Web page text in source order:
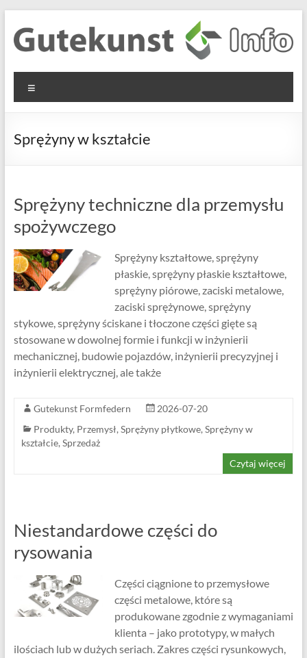
content
Gutekunst
Formfedern
GmbH
Informationen
Flachmaterial
Sprężyny w kształcie
Sprężyny techniczne dla przemysłu
spożywczego
Sprężyny kształtowe, sprężyny
płaskie, sprężyny płaskie kształtowe,
sprężyny piórowe, zaciski metalowe,
zaciski sprężynowe, sprężyny
stykowe, sprężyny ściskane i tłoczone części gięte są
stosowane w dowolnej formie i funkcji w inżynierii
mechanicznej, budowie pojazdów, inżynierii precyzyjnej i
inżynierii elektrycznej, ale także
Gutekunst Formfedern
2026-07-20
Produkty, Przemysł, Sprężyny płytkowe, Sprężyny w
kształcie, Sprzedaż
Czytaj więcej
Niestandardowe części do
rysowania
Części ciągnione to przemysłowe
części metalowe, które są
produkowane zgodnie z wymaganiami
klienta – jako prototypy, w małych
ilościach lub w dużych seriach. Zakres części rysunkowych,